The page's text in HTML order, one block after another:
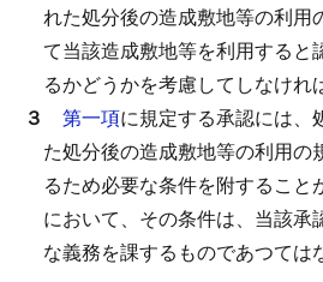
れた処分後の造成敷地等の利用
て当該造成敷地等を利用すると
るかどうかを考慮してしなけれ
３ 第一項に規定する承認には、
た処分後の造成敷地等の利用の
るため必要な条件を附すること
において、その条件は、当該承
な義務を課するものであつては